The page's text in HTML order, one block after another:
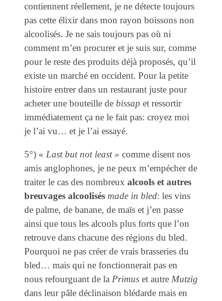
contiennent réellement, je ne détecte toujours
pas cette élixir dans mon rayon boissons non
alcoolisés. Je ne sais toujours pas où ni
comment m’en procurer et je suis sur, comme
pour le reste des produits déjà proposés, qu’il
existe un marché en occident. Pour la petite
histoire entrer dans un restaurant juste pour
acheter une bouteille de bissap et ressortir
immédiatement ça ne le fait pas: croyez moi
je l’ai vu… et je l’ai essayé.
5°) « Last but not least » comme disent nos
amis anglophones, je ne peux m’empécher de
traiter le cas des nombreux alcools et autres
breuvages alcoolisés made in bled: les vins
de palme, de banane, de maïs et j’en passe
ainsi que tous les alcools plus forts que l’on
retrouve dans chacune des régions du bled.
Pourquoi ne pas créer de vrais brasseries du
bled… mais qui ne fonctionnerait pas en
nous refourguant de la Primus et autre Mutzig
dans leur pâle déclinaison blédarde mais en